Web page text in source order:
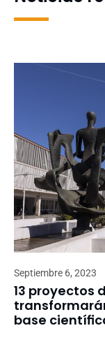
Septiembre 6, 2023
13 proyectos
base